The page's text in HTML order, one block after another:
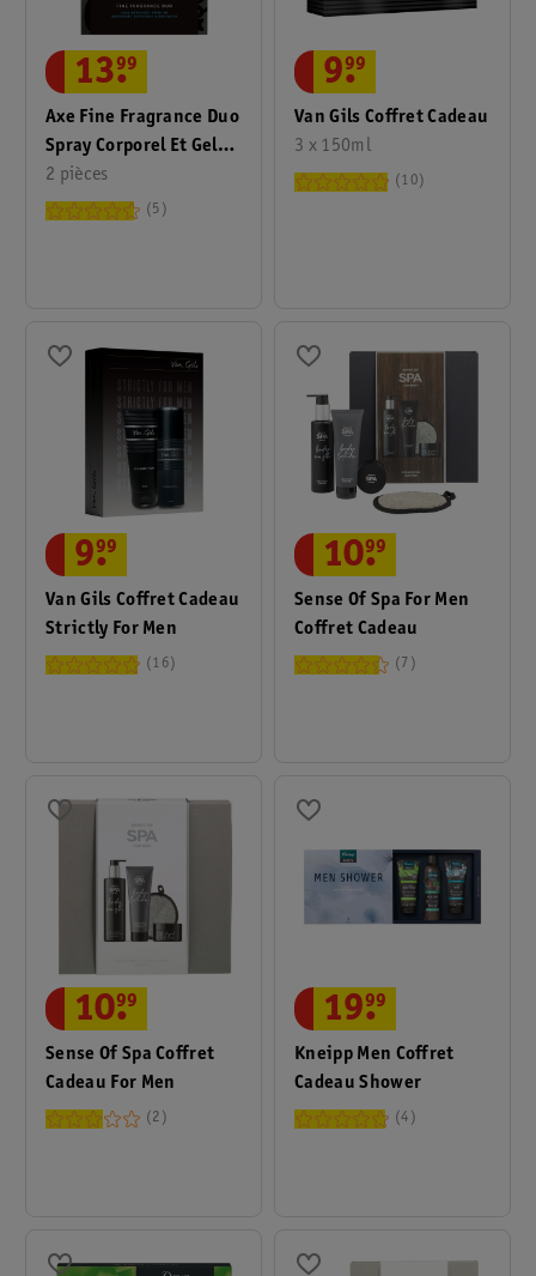
Axe Fine Fragrance Duo
Spray Corporel Et Gel
Douche Aqua Bergamot
2 pièces
13.
99
5
Van Gils Coffret Cadeau
3 x 150ml
9.
99
10
Van Gils Coffret Cadeau
Strictly For Men
9.
99
16
Sense Of Spa For Men
Coffret Cadeau
10.
99
7
Sense Of Spa Coffret
Cadeau For Men
10.
99
2
Kneipp Men Coffret
Cadeau Shower
19.
99
4